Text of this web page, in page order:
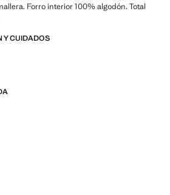
Forro interior 100% algodón. Total
Y CUIDADOS